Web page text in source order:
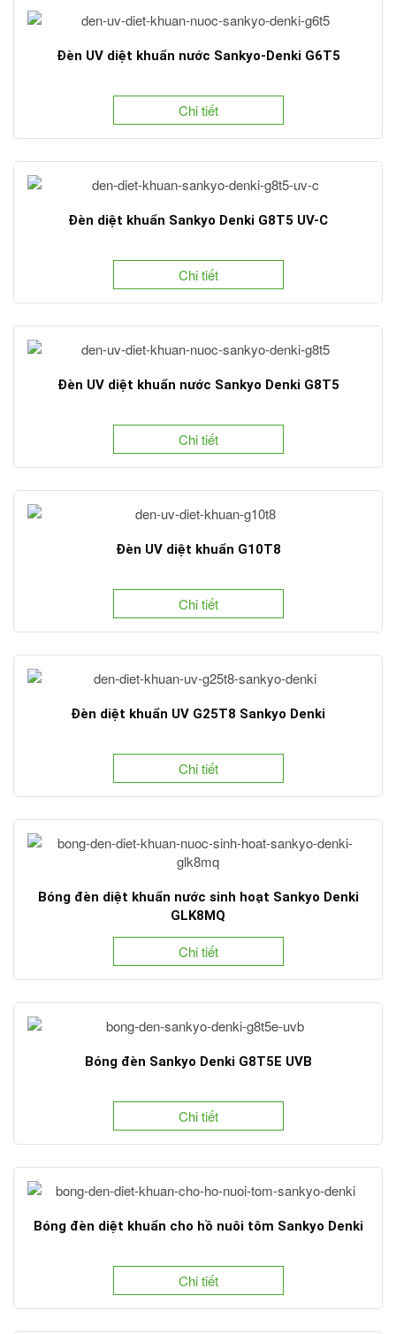
Đèn UV diệt khuẩn nước Sankyo-Denki G6T5
Chi tiết
Đèn diệt khuẩn Sankyo Denki G8T5 UV-C
Chi tiết
Đèn UV diệt khuẩn nước Sankyo Denki G8T5
Chi tiết
Đèn UV diệt khuẩn G10T8
Chi tiết
Đèn diệt khuẩn UV G25T8 Sankyo Denki
Chi tiết
Bóng đèn diệt khuẩn nước sinh hoạt Sankyo Denki
GLK8MQ
Chi tiết
Bóng đèn Sankyo Denki G8T5E UVB
Chi tiết
Bóng đèn diệt khuẩn cho hồ nuôi tôm Sankyo Denki
Chi tiết